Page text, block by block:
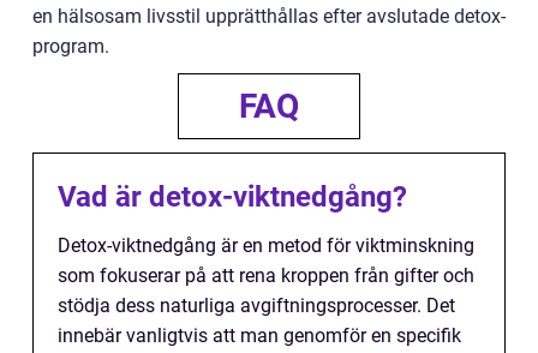
en hälsosam livsstil upprätthållas efter avslutade detox-
program.
FAQ
Vad är detox-viktnedgång?
Detox-viktnedgång är en metod för viktminskning
som fokuserar på att rena kroppen från gifter och
stödja dess naturliga avgiftningsprocesser. Det
innebär vanligtvis att man genomför en specifik